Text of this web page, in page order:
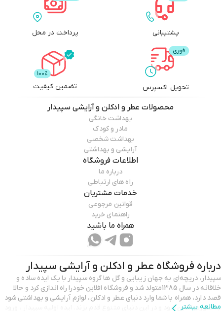
پشتیبانی پرداخت در محل
تحویل اکسپرس تضمین کیفیت
محصولات عطر و ادکلن و آرایشی سپیدار
بهداشت خانگی
مادر و کودک
بهداشت شخصی
آرایشی و بهداشتی
اطلاعات فروشگاه
درباره ما
راه های ارتباطی
خدمات مشتریان
قوانین مرجوعی
راهنمای خرید
همراه ما باشید
درباره فروشگاه عطر و ادکلن و آرایشی سپیدار
سپیدار، دریچه‌ای به جهان زیبایی و گل ها گروه سپیدار با یک ایده‌ ساده و
خلاقانه در سال 1385متولد شد و فروشگاه افلاین خودرا راه اندازی کرد و حالا
قصد دارد، همراه با شما وارد دنیای عطر و ادکلن، لوازم آرایشی و بهداشتی شود
مطالعه بیشتر